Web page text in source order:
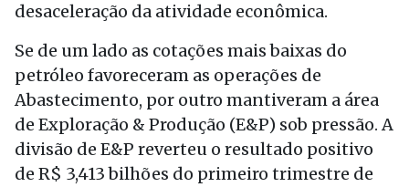
desaceleração da atividade econômica.
Se de um lado as cotações mais baixas do
petróleo favoreceram as operações de
Abastecimento, por outro mantiveram a área
de Exploração & Produção (E&P) sob pressão. A
divisão de E&P reverteu o resultado positivo
de R$ 3,413 bilhões do primeiro trimestre de